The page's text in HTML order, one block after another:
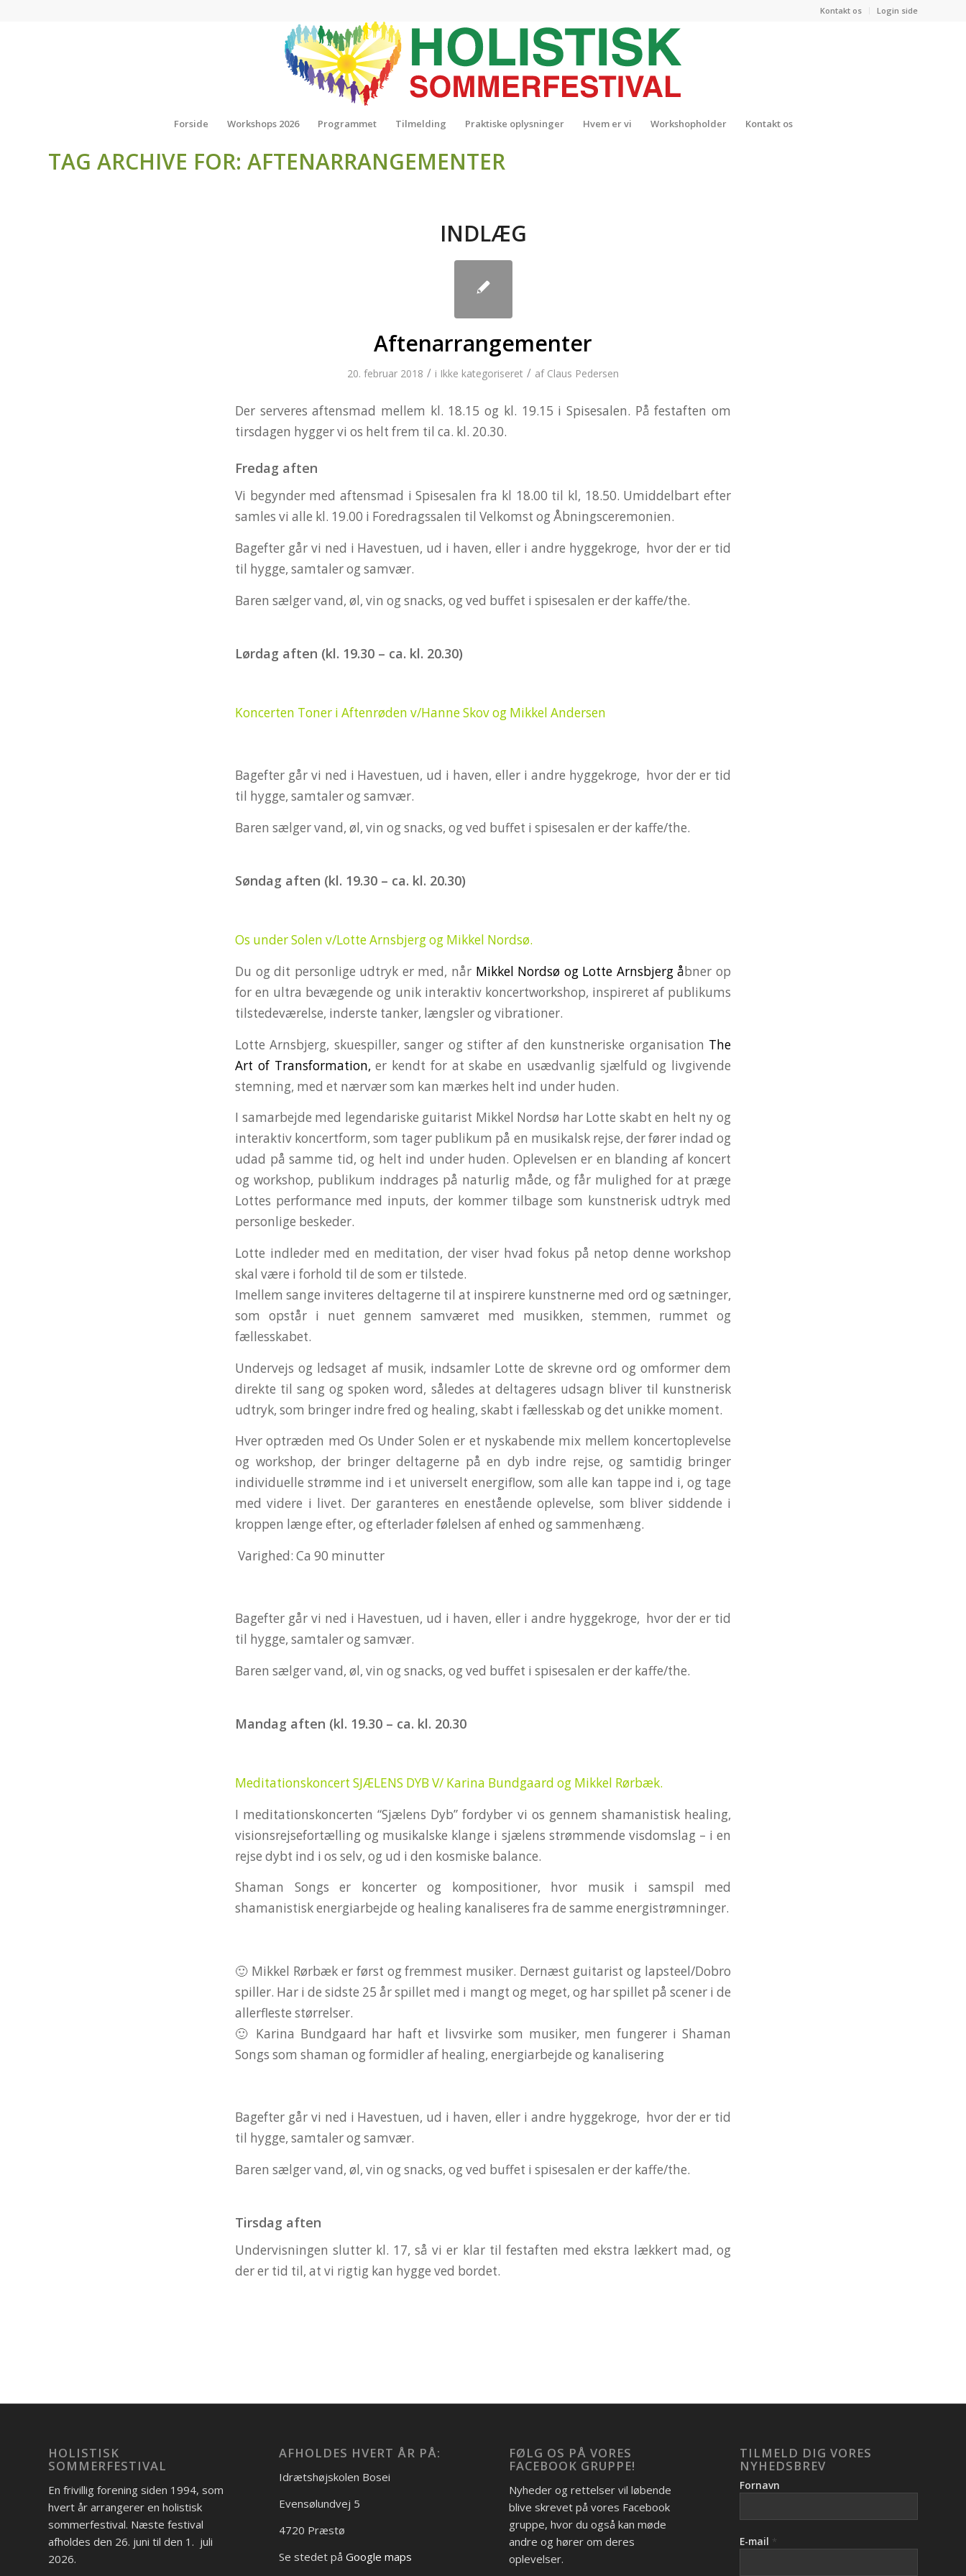
Kontakt os Login side
Forside Workshops 2026 Programmet Tilmelding Praktiske oplysninger Hvem er vi Workshopholder Kontakt os
TAG ARCHIVE FOR: AFTENARRANGEMENTER
INDLÆG
Aftenarrangementer
20. februar 2018 / i Ikke kategoriseret / af Claus Pedersen
Der serveres aftensmad mellem kl. 18.15 og kl. 19.15 i Spisesalen. På festaften om
tirsdagen hygger vi os helt frem til ca. kl. 20.30.
Fredag aften
Vi begynder med aftensmad i Spisesalen fra kl 18.00 til kl, 18.50. Umiddelbart efter
samles vi alle kl. 19.00 i Foredragssalen til Velkomst og Åbningsceremonien.
Bagefter går vi ned i Havestuen, ud i haven, eller i andre hyggekroge, hvor der er tid
til hygge, samtaler og samvær.
Baren sælger vand, øl, vin og snacks, og ved buffet i spisesalen er der kaffe/the.
Lørdag aften (kl. 19.30 – ca. kl. 20.30)
Koncerten Toner i Aftenrøden v/Hanne Skov og Mikkel Andersen
Bagefter går vi ned i Havestuen, ud i haven, eller i andre hyggekroge, hvor der er tid
til hygge, samtaler og samvær.
Baren sælger vand, øl, vin og snacks, og ved buffet i spisesalen er der kaffe/the.
Søndag aften (kl. 19.30 – ca. kl. 20.30)
Os under Solen v/Lotte Arnsbjerg og Mikkel Nordsø.
Du og dit personlige udtryk er med, når Mikkel Nordsø og Lotte Arnsbjergåbner op
for en ultra bevægende og unik interaktiv koncertworkshop, inspireret af publikums
tilstedeværelse, inderste tanker, længsler og vibrationer.
Lotte Arnsbjerg, skuespiller, sanger og stifter af den kunstneriske organisation The
Art of Transformation, er kendt for at skabe en usædvanlig sjælfuld og livgivende
stemning, med et nærvær som kan mærkes helt ind under huden.
I samarbejde med legendariske guitarist Mikkel Nordsø har Lotte skabt en helt ny og
interaktiv koncertform, som tager publikum på en musikalsk rejse, der fører indad og
udad på samme tid, og helt ind under huden. Oplevelsen er en blanding af koncert
og workshop, publikum inddrages på naturlig måde, og får mulighed for at præge
Lottes performance med inputs, der kommer tilbage som kunstnerisk udtryk med
personlige beskeder.
Lotte indleder med en meditation, der viser hvad fokus på netop denne workshop
skal være i forhold til de som er tilstede.
Imellem sange inviteres deltagerne til at inspirere kunstnerne med ord og sætninger,
som opstår i nuet gennem samværet med musikken, stemmen, rummet og
fællesskabet.
Undervejs og ledsaget af musik, indsamler Lotte de skrevne ord og omformer dem
direkte til sang og spoken word, således at deltageres udsagn bliver til kunstnerisk
udtryk, som bringer indre fred og healing, skabt i fællesskab og det unikke moment.
Hver optræden med Os Under Solen er et nyskabende mix mellem koncertoplevelse
og workshop, der bringer deltagerne på en dyb indre rejse, og samtidig bringer
individuelle strømme ind i et universelt energiflow, som alle kan tappe ind i, og tage
med videre i livet. Der garanteres en enestående oplevelse, som bliver siddende i
kroppen længe efter, og efterlader følelsen af enhed og sammenhæng.
Varighed: Ca 90 minutter
Bagefter går vi ned i Havestuen, ud i haven, eller i andre hyggekroge, hvor der er tid
til hygge, samtaler og samvær.
Baren sælger vand, øl, vin og snacks, og ved buffet i spisesalen er der kaffe/the.
Mandag aften (kl. 19.30 – ca. kl. 20.30
Meditationskoncert SJÆLENS DYB V/ Karina Bundgaard og Mikkel Rørbæk.
I meditationskoncerten “Sjælens Dyb” fordyber vi os gennem shamanistisk healing,
visionsrejsefortælling og musikalske klange i sjælens strømmende visdomslag – i en
rejse dybt ind i os selv, og ud i den kosmiske balance.
Shaman Songs er koncerter og kompositioner, hvor musik i samspil med
shamanistisk energiarbejde og healing kanaliseres fra de samme energistrømninger.
🙂 Mikkel Rørbæk er først og fremmest musiker. Dernæst guitarist og lapsteel/Dobro
spiller. Har i de sidste 25 år spillet med i mangt og meget, og har spillet på scener i de
allerfleste størrelser.
🙂 Karina Bundgaard har haft et livsvirke som musiker, men fungerer i Shaman
Songs som shaman og formidler af healing, energiarbejde og kanalisering
Bagefter går vi ned i Havestuen, ud i haven, eller i andre hyggekroge, hvor der er tid
til hygge, samtaler og samvær.
Baren sælger vand, øl, vin og snacks, og ved buffet i spisesalen er der kaffe/the.
Tirsdag aften
Undervisningen slutter kl. 17, så vi er klar til festaften med ekstra lækkert mad, og
der er tid til, at vi rigtig kan hygge ved bordet.
HOLISTISK
SOMMERFESTIVAL
En frivillig forening siden 1994, som
hvert år arrangerer en holistisk
sommerfestival. Næste festival
afholdes den 26. juni til den 1. juli
2026.
AFHOLDES HVERT ÅR PÅ:
Idrætshøjskolen Bosei
Evensølundvej 5
4720 Præstø
Se stedet på Google maps
FØLG OS PÅ VORES
FACEBOOK GRUPPE!
Nyheder og rettelser vil løbende
blive skrevet på vores Facebook
gruppe, hvor du også kan møde
andre og hører om deres
oplevelser.
TILMELD DIG VORES
NYHEDSBREV
Fornavn
E-mail *